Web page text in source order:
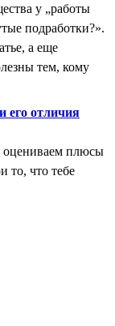
у „работы
подработки?».
а еще
тем, кому
его отличия
оцениваем плюсы
что тебе